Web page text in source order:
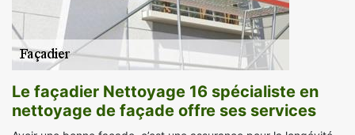
Le façadier Nettoyage 16 spécialiste en
nettoyage de façade offre ses services